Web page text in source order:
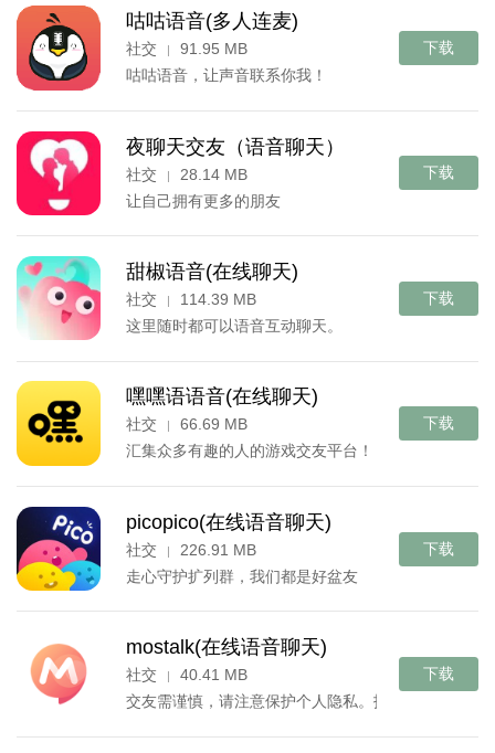
咕咕语音(多人连麦)
社交 |
91.95 MB
咕咕语音，让声音联系你我！
下载
夜聊天交友（语音聊天）
社交 |
28.14 MB
让自己拥有更多的朋友
下载
甜椒语音(在线聊天)
社交 |
114.39 MB
这里随时都可以语音互动聊天。
下载
嘿嘿语语音(在线聊天)
社交
66.69 MB
汇集众多有趣的人的游戏交友平台！
下载
picopico(在线语音聊天)
社交 |
226.91 MB
走心守护扩列群，我们都是好盆友
下载
mostalk(在线语音聊天)
社交
40.41 MB
交友需谨慎，请注意保护个人隐私。抵制粗俗语言，
下载